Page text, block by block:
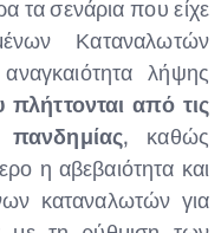
τα σενάρια που είχε
Καταναλωτών
λήψης
από τις
πανδημίας, καθώς
η αβεβαιότητα και
καταναλωτών για